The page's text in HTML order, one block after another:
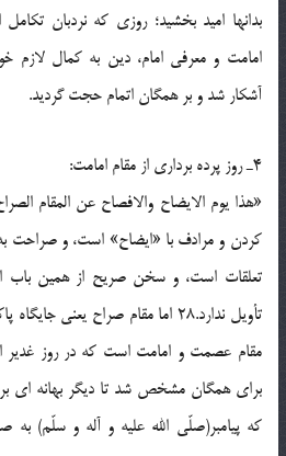
بدانها اميد بخشيد؛ روزى كه نردبان
امامت و معرفى امام، دين به كمال
آشكار شد و بر همگان اتمام حجت گرديد.
4ـ روز پرده بردارى از مقام امامت:
«هذا يوم الايضاح والافصاح عن المقام
كردن و مرادف با «ايضاح» است، و صراحت
تعلقات است، و سخن صريح از همين
تأويل ندارد.28 اما مقام صراح يعنى
مقام عصمت و امامت است كه در روز غدير
براى همگان مشخص شد تا ديگر بهانه اى
كه پيامبر(صلّی الله علیه و آله و سلّم)